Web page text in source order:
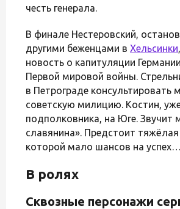
честь генерала.
В финале Нестеровский,
другими беженцами в Хельсинки
новость о капитуляции
Первой мировой войны.
в Петрограде консультировать
советскую милицию. Костин,
подполковника, на Юге. Звучит
славянина». Предстоит
которой мало шансов на успех…
В ролях
Сквозные персонажи